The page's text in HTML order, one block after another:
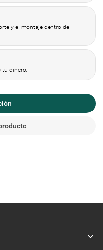
y el montaje dentro de
tu dinero.
